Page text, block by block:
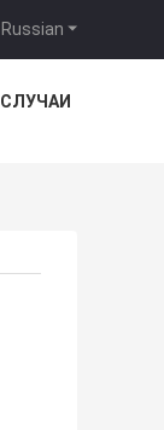
Russian
СЛУЧАИ